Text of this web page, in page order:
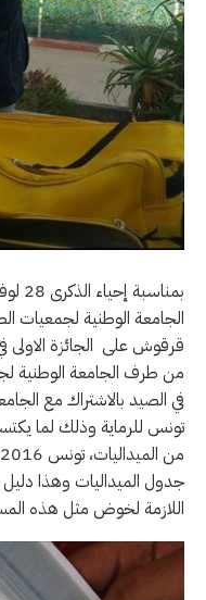
الجامعة الوطنية لجمعيات
قرقوش على الجائزة الاولى
من طرف الجامعة الوطنية
في الصيد بالاشتراك مع
تونس للرماية وذلك لما
جدول الميداليات وهذا
اللازمة لخوض مثل هذه